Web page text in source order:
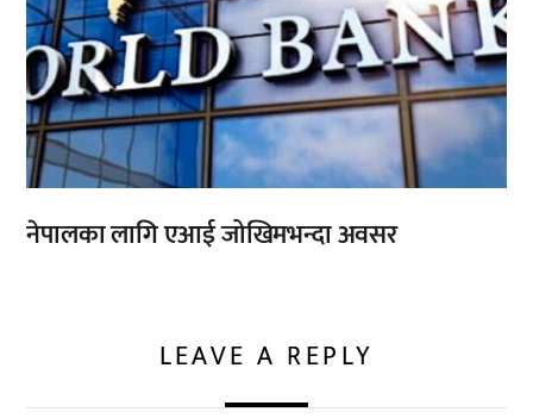
नेपालका लागि एआई जोखिमभन्दा अवसर
LEAVE A REPLY